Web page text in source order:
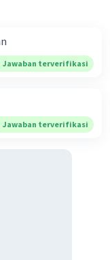
Jawaban terverifikasi
Jawaban terverifikasi